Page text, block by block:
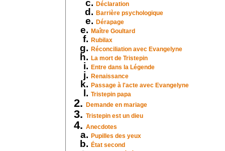
Déclaration
Barrière psychologique
Dérapage
Maître Goultard
Rubilax
Réconciliation avec Evangelyne
La mort de Tristepin
Entre dans la Légende
Renaissance
Passage à l'acte avec Evangelyne
Tristepin papa
Demande en mariage
Tristepin est un dieu
Anecdotes
Pupilles des yeux
État second